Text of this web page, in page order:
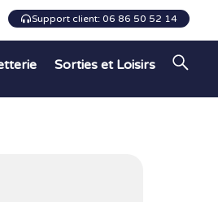
Support client: 06 86 50 52 14
Sorties et Loisirs